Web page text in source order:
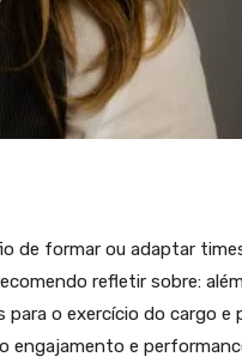
de formar ou adaptar
refletir sobre:
o exercício do cargo e
engajamento e